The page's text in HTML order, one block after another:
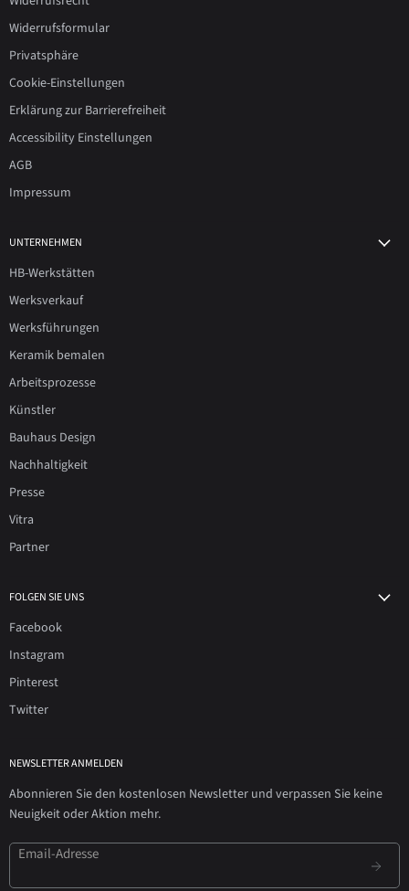
Widerrufsformular
Privatsphäre
Cookie-Einstellungen
Erklärung zur Barrierefreiheit
Accessibility Einstellungen
AGB
Impressum
UNTERNEHMEN
HB-Werkstätten
Werksverkauf
Werksführungen
Keramik bemalen
Arbeitsprozesse
Künstler
Bauhaus Design
Nachhaltigkeit
Presse
Vitra
Partner
FOLGEN SIE UNS
Facebook
Instagram
Pinterest
Twitter
NEWSLETTER ANMELDEN
Abonnieren Sie den kostenlosen Newsletter und verpassen Sie keine
Neuigkeit oder Aktion mehr.
Email-Adresse